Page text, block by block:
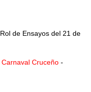
de Ensayos del 21 de
Cruceño -